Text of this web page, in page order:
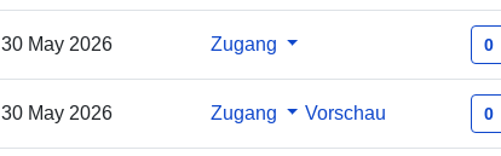
30 May 2026 Zugang 0
30 May 2026 Zugang Vorschau 0
35.5581 ], [ 25.7887, 34.9972 ], [
Typ:
Polygon